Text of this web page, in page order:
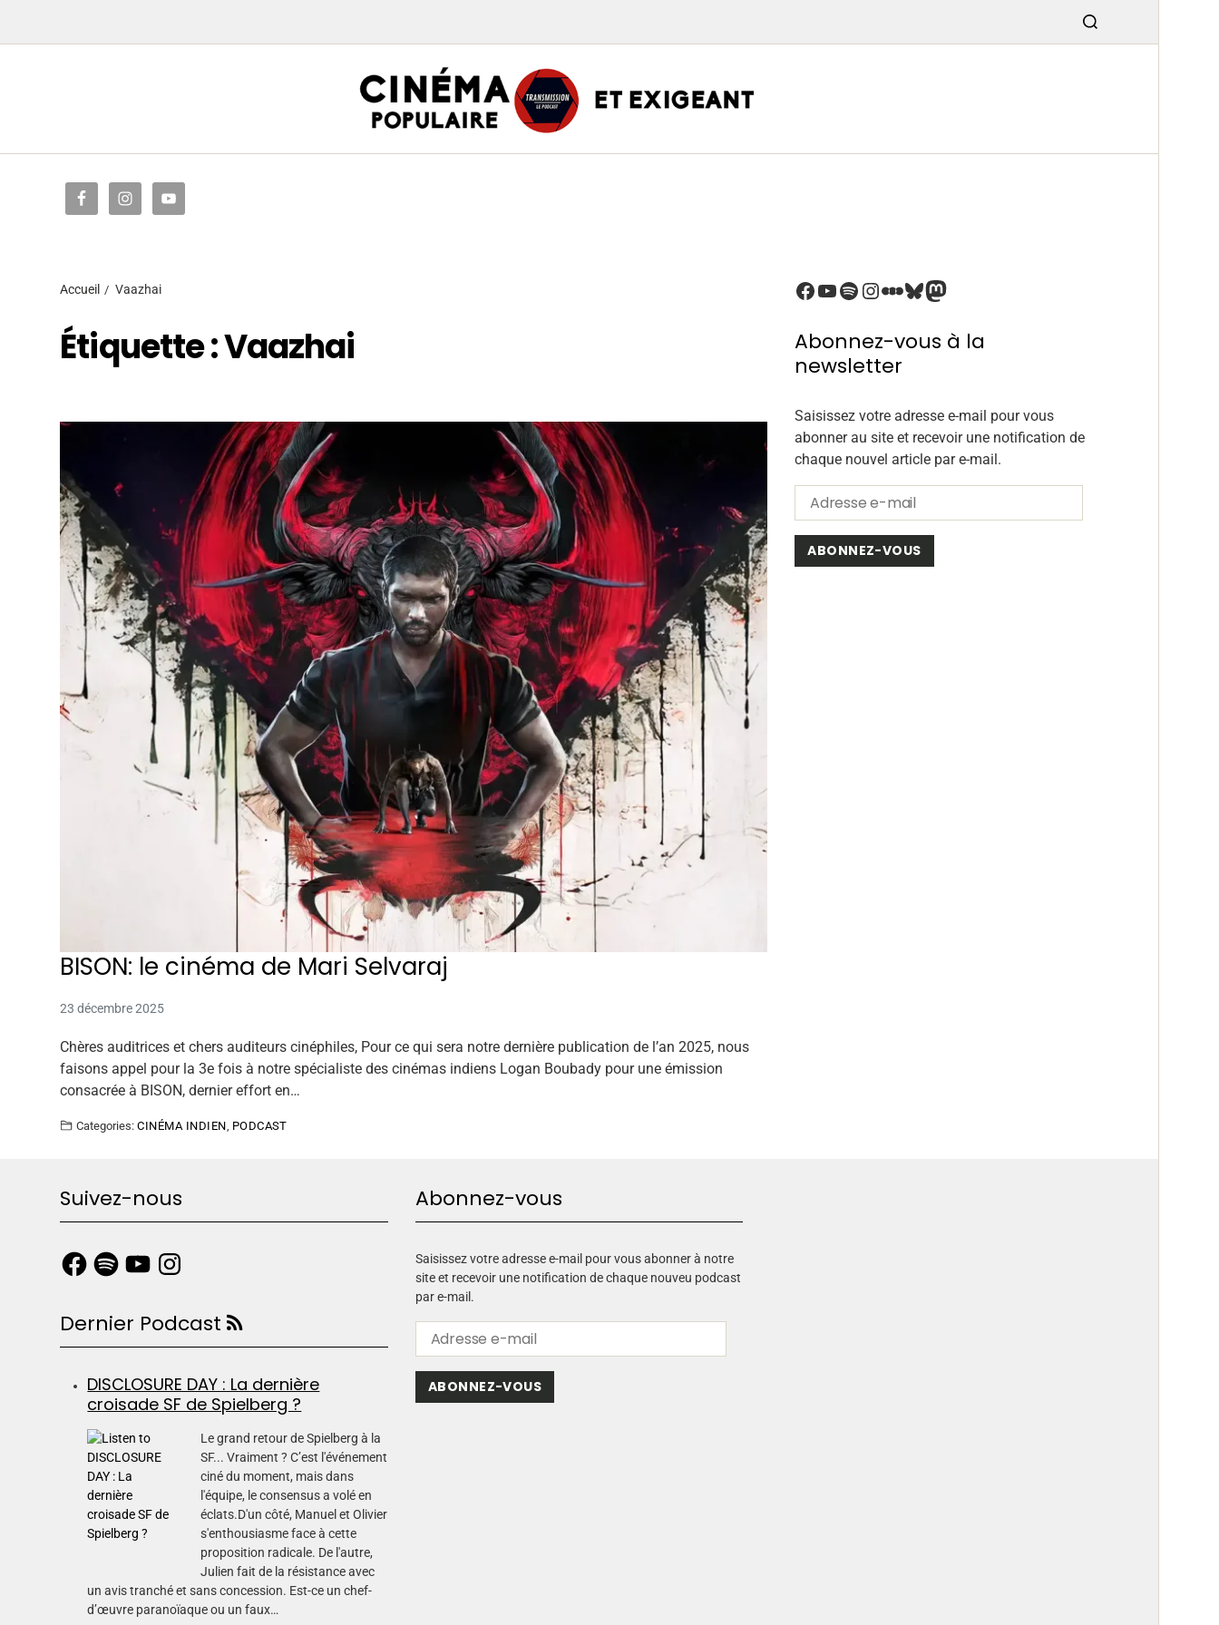
TRANSMISSIO
Accueil Vaazhai
Étiquette :Vaazhai
BISON: le cinéma de Mari Selvaraj
23 décembre 2025
Chères auditrices et chers auditeurs cinéphiles, Pour ce qui sera notre dernière publication de l’an 2025, nous
faisons appel pour la 3e fois à notre spécialiste des cinémas indiens Logan Boubady pour une émission
consacrée à BISON, dernier effort en…
Categories: CINÉMA INDIEN PODCAST
Abonnez-vous à la
newsletter
Saisissez votre adresse e-mail pour vous
abonner au site et recevoir une notification de
chaque nouvel article par e-mail.
ABONNEZ-VOUS
Suivez-nous
Dernier Podcast
DISCLOSURE DAY : La dernière
croisade SF de Spielberg ?
Le grand retour de Spielberg à la
SF... Vraiment ? C’est l'événement
ciné du moment, mais dans
l'équipe, le consensus a volé en
éclats.D'un côté, Manuel et Olivier
s'enthousiasme face à cette
proposition radicale. De l'autre,
Julien fait de la résistance avec
un avis tranché et sans concession. Est-ce un chef-
d’œuvre paranoïaque ou un faux…
Abonnez-vous
Saisissez votre adresse e-mail pour vous abonner à notre
site et recevoir une notification de chaque nouveu podcast
par e-mail.
ABONNEZ-VOUS